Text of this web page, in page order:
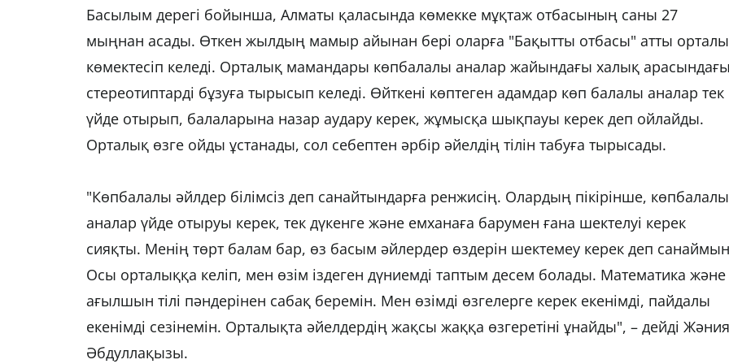
Басылым дерегі бойынша, Алматы қаласында көмекке мұқтаж отбасының саны 27
мыңнан асады. Өткен жылдың мамыр айынан бері оларға "Бақытты отбасы" атты
көмектесіп келеді. Орталық мамандары көпбалалы аналар жайындағы халық арасындағы
стереотиптарді бұзуға тырысып келеді. Өйткені көптеген адамдар көп балалы аналар тек
үйде отырып, балаларына назар аудару керек, жұмысқа шықпауы керек деп ойлайды.
Орталық өзге ойды ұстанады, сол себептен әрбір әйелдің тілін табуға тырысады.
"Көпбалалы әйлдер білімсіз деп санайтындарға ренжисің. Олардың пікірінше, көпбалалы
аналар үйде отыруы керек, тек дүкенге және емханаға барумен ғана шектелуі керек
сияқты. Менің төрт балам бар, өз басым әйлердер өздерін шектемеу керек деп
Осы орталыққа келіп, мен өзім іздеген дүниемді таптым десем болады. Математика және
ағылшын тілі пәндерінен сабақ беремін. Мен өзімді өзгелерге керек екенімді, пайдалы
екенімді сезінемін. Орталықта әйелдердің жақсы жаққа өзгеретіні ұнайды", – дейді Жәния
Әбдуллақызы.